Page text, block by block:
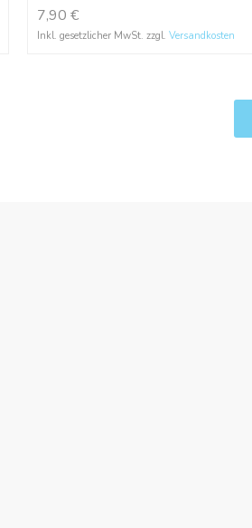
7,90 €
Inkl. gesetzlicher MwSt. zzgl.Versandkosten